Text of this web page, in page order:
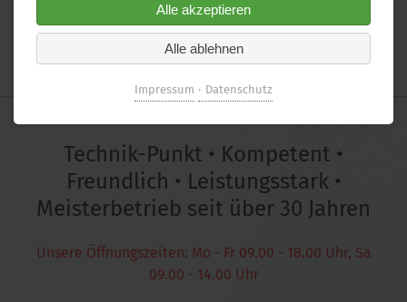
Technik-Punkt • Kompetent •
Freundlich • Leistungsstark •
Meisterbetrieb seit über 30 Jahren
Unsere Öffnungszeiten: Mo - Fr 09.00 - 18.00 Uhr, Sa
09.00 - 14.00 Uhr
Alle akzeptieren
Alle ablehnen
Impressum Datenschutz